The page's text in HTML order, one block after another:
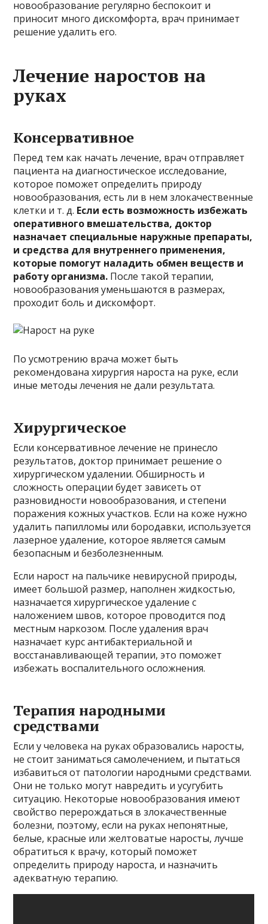
новообразование регулярно беспокоит и
приносит много дискомфорта, врач принимает
решение удалить его.
Лечение наростов на
руках
Консервативное
Перед тем как начать лечение, врач отправляет
пациента на диагностическое исследование,
которое поможет определить природу
новообразования, есть ли в нем злокачественные
клетки и т. д. Если есть возможность избежать
оперативного вмешательства, доктор
назначает специальные наружные препараты,
и средства для внутреннего применения,
которые помогут наладить обмен веществ и
работу организма. После такой терапии,
новообразования уменьшаются в размерах,
проходит боль и дискомфорт.
По усмотрению врача может быть
рекомендована хирургия нароста на руке, если
иные методы лечения не дали результата.
Хирургическое
Если консервативное лечение не принесло
результатов, доктор принимает решение о
хирургическом удалении. Обширность и
сложность операции будет зависеть от
разновидности новообразования, и степени
поражения кожных участков. Если на коже нужно
удалить папилломы или бородавки, используется
лазерное удаление, которое является самым
безопасным и безболезненным.
Если нарост на пальчике невирусной природы,
имеет большой размер, наполнен жидкостью,
назначается хирургическое удаление с
наложением швов, которое проводится под
местным наркозом. После удаления врач
назначает курс антибактериальной и
восстанавливающей терапии, это поможет
избежать воспалительного осложнения.
Терапия народными
средствами
Если у человека на руках образовались наросты,
не стоит заниматься самолечением, и пытаться
избавиться от патологии народными средствами.
Они не только могут навредить и усугубить
ситуацию. Некоторые новообразования имеют
свойство перерождаться в злокачественные
болезни, поэтому, если на руках непонятные,
белые, красные или желтоватые наросты, лучше
обратиться к врачу, который поможет
определить природу нароста, и назначить
адекватную терапию.